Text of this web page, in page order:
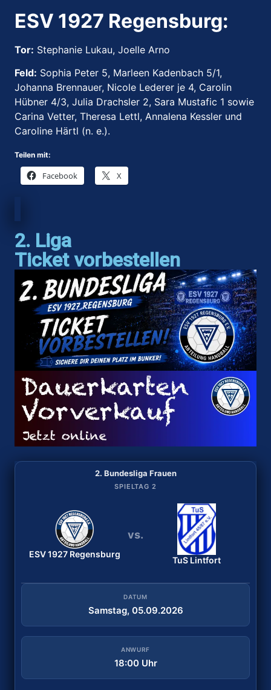
ESV 1927 Regensburg:
Tor: Stephanie Lukau, Joelle Arno
Feld: Sophia Peter 5, Marleen Kadenbach 5/1,
Johanna Brennauer, Nicole Lederer je 4, Carolin
Hübner 4/3, Julia Drachsler 2, Sara Mustafic 1 sowie
Carina Vetter, Theresa Lettl, Annalena Kessler und
Caroline Härtl (n. e.).
Teilen mit:
Facebook X
2. Liga
Ticket vorbestellen
2. Bundesliga Frauen
SPIELTAG 1
Bergischer HC
ESV 1927 Regensburg
DATUM
Samstag, 29.08.2026
ANWURF
18:30 Uhr
2. Bundesliga Frauen
SPIELTAG 2
ESV 1927 Regensburg
vs.
TuS Lintfort
DATUM
Samstag, 05.09.2026
ANWURF
18:00 Uhr